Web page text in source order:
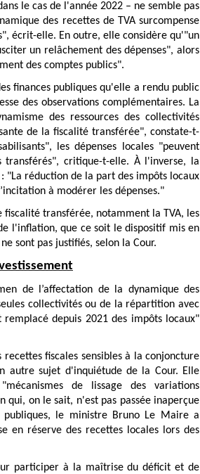
le cas de l'année 2022 – ne semble pas
des recettes de TVA surcompense
écrit-elle. En outre, elle considère qu'"un
un relâchement des dépenses", alors
des comptes publics".
finances publiques qu'elle a rendu public
des observations complémentaires. La
des ressources des collectivités
de la fiscalité transférée", constate-t-
les dépenses locales "peuvent
critique-t-elle. À l'inverse, la
réduction de la part des impôts locaux
à modérer les dépenses."
transférée, notamment la TVA, les
l'inflation, que ce soit le dispositif mis en
sont pas justifiés, selon la Cour.
de l’affectation de la dynamique des
collectivités ou de la répartition avec
remplacé depuis 2021 des impôts locaux"
fiscales sensibles à la conjoncture
autre sujet d'inquiétude de la Cour. Elle
de lissage des variations
qui, on le sait, n'est pas passée inaperçue
publiques, le ministre Bruno Le Maire a
en réserve des recettes locales lors des
participer à la maîtrise du déficit et de